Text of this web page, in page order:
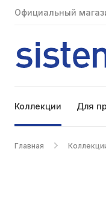
Официальный
Коллекции Для
Главная